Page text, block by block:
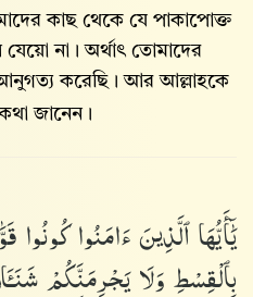
কাছ থেকে যে পাকাপোক্ত
না। অর্থাৎ তোমাদের
করেছি। আর আল্লাহকে
জানেন।
يَٰٓأَيُّهَاٱلَّذِينَءَامَنُوا۟كُونُوا۟
بِٱلْقِسْطِوَلَايَجْرِمَنَّكُمْ